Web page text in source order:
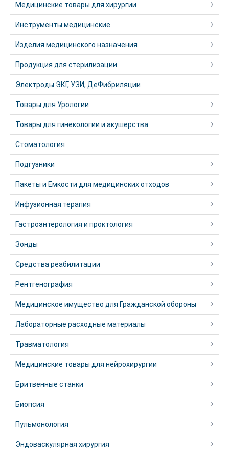
Медицинские товары для хирургии
Инструменты медицинские
Изделия медицинского назначения
Продукция для стерилизации
Электроды ЭКГ, УЗИ, ДеФибриляции
Товары для Урологии
Товары для гинекологии и акушерства
Стоматология
Подгузники
Пакеты и Емкости для медицинских отходов
Инфузионная терапия
Гастроэнтерология и проктология
Зонды
Средства реабилитации
Рентгенография
Медицинское имущество для Гражданской обороны
Лабораторные расходные материалы
Травматология
Медицинские товары для нейрохирургии
Бритвенные станки
Биопсия
Пульмонология
Эндоваскулярная хирургия